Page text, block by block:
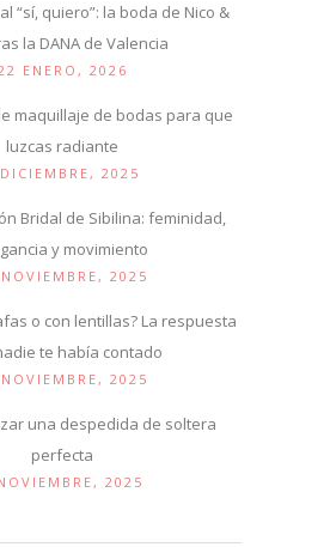
“sí, quiero”: la boda de Nico &
la DANA de Valencia
ENERO, 2026
maquillaje de bodas para que
luzcas radiante
2025
Bridal de Sibilina: feminidad,
y movimiento
2025
o con lentillas? La respuesta
te había contado
2025
una despedida de soltera
perfecta
2025